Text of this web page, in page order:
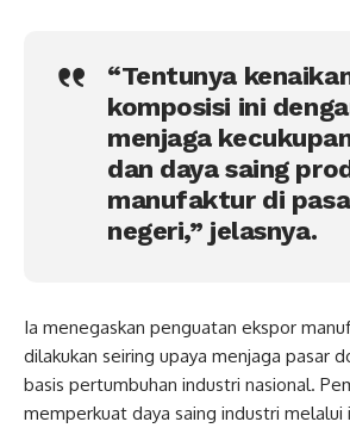
“Tentunya
komposisi ini
menjaga
dan daya saing
manufaktur di
negeri,” jelasnya.
Ia menegaskan penguatan ekspor
dilakukan seiring upaya menjaga pasar
basis pertumbuhan industri nasional.
memperkuat daya saing industri melalui